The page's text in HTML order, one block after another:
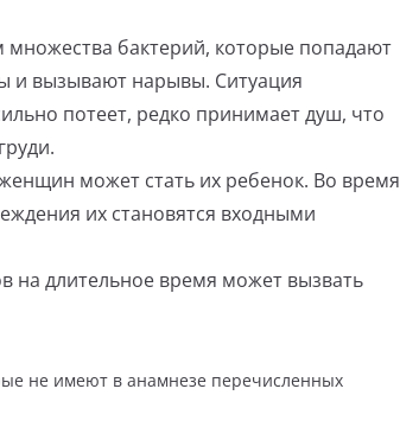
бактерий, которые попадают
и вызывают нарывы. Ситуация
потеет, редко принимает душ, что
может стать их ребенок. Во время
их становятся входными
на длительное время может вызвать
не имеют в анамнезе перечисленных